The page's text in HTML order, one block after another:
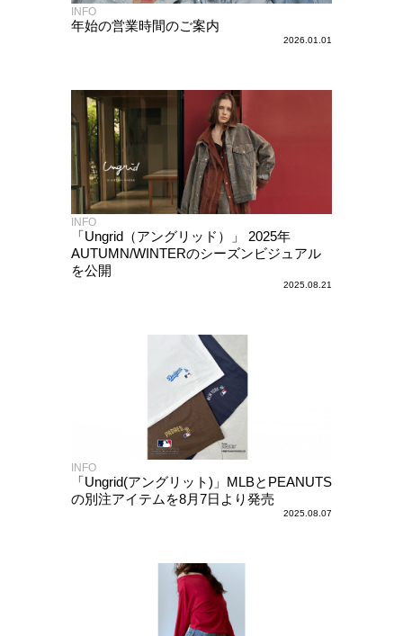
INFO
年始の営業時間のご案内
2026.01.01
INFO
「Ungrid（アングリッド）」 2025年
AUTUMN/WINTERのシーズンビジュアル
を公開
2025.08.21
INFO
「Ungrid(アングリット)」MLBとPEANUTS
の別注アイテムを8月7日より発売
2025.08.07